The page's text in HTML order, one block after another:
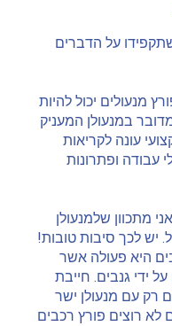
על הדברים
מנעולים יכול להיות
במנעולן המעניק
עונה לקריאות
עבודה ופתרונות
מתכוון שלמנעולן
יש לכך סיבות טובות!
היא פעולה אשר
ידי גנבים. חייבת
רק עם מנעולן ישר
רוצים פורץ רכבים